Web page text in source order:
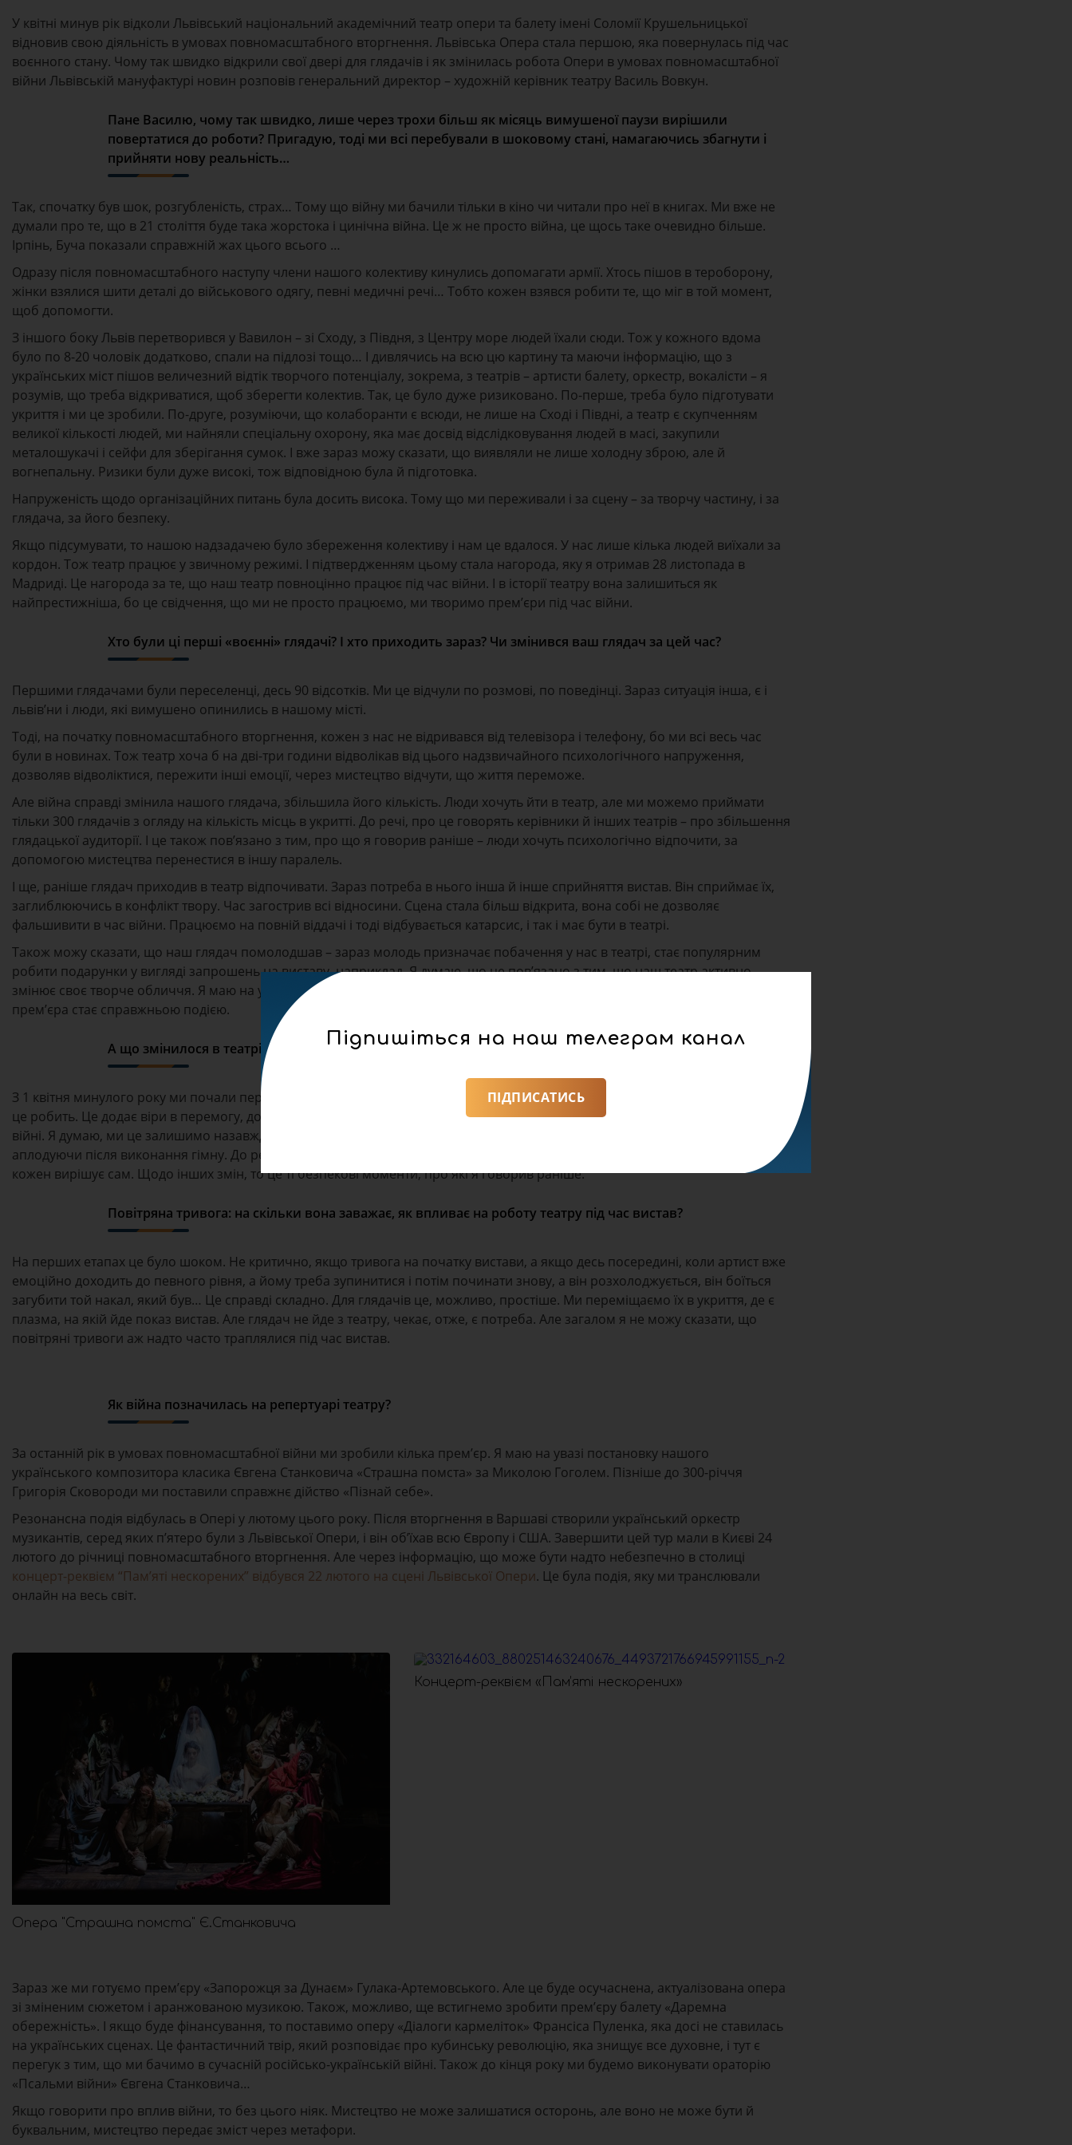
У квітні минув рік відколи Львівський національний академічний театр опери та балету імені Соломії Крушельницької
відновив свою діяльність в умовах повномасштабного вторгнення. Львівська Опера стала першою, яка повернулась під час
воєнного стану. Чому так швидко відкрили свої двері для глядачів і як змінилась робота Опери в умовах повномасштабної
війни Львівській мануфактурі новин розповів генеральний директор – художній керівник театру Василь Вовкун.
Пане Василю, чому так швидко, лише через трохи більш як місяць вимушеної паузи вирішили
повертатися до роботи? Пригадую, тоді ми всі перебували в шоковому стані, намагаючись збагнути і
прийняти нову реальність…
Так, спочатку був шок, розгубленість, страх… Тому що війну ми бачили тільки в кіно чи читали про неї в книгах. Ми вже не
думали про те, що в 21 століття буде така жорстока і цинічна війна. Це ж не просто війна, це щось таке очевидно більше.
Ірпінь, Буча показали справжній жах цього всього …
Одразу після повномасштабного наступу члени нашого колективу кинулись допомагати армії. Хтось пішов в тероборону,
жінки взялися шити деталі до військового одягу, певні медичні речі… Тобто кожен взявся робити те, що міг в той момент,
щоб допомогти.
З іншого боку Львів перетворився у Вавилон – зі Сходу, з Півдня, з Центру море людей їхали сюди. Тож у кожного вдома
було по 8-20 чоловік додатково, спали на підлозі тощо… І дивлячись на всю цю картину та маючи інформацію, що з
українських міст пішов величезний відтік творчого потенціалу, зокрема, з театрів – артисти балету, оркестр, вокалісти – я
розумів, що треба відкриватися, щоб зберегти колектив. Так, це було дуже ризиковано. По-перше, треба було підготувати
укриття і ми це зробили. По-друге, розуміючи, що колаборанти є всюди, не лише на Сході і Півдні, а театр є скупченням
великої кількості людей, ми найняли спеціальну охорону, яка має досвід відслідковування людей в масі, закупили
металошукачі і сейфи для зберігання сумок. І вже зараз можу сказати, що виявляли не лише холодну зброю, але й
вогнепальну. Ризики були дуже високі, тож відповідною була й підготовка.
Напруженість щодо організаційних питань була досить висока. Тому що ми переживали і за сцену – за творчу частину, і за
глядача, за його безпеку.
Якщо підсумувати, то нашою надзадачею було збереження колективу і нам це вдалося. У нас лише кілька людей виїхали за
кордон. Тож театр працює у звичному режимі. І підтвердженням цьому стала нагорода, яку я отримав 28 листопада в
Мадриді. Це нагорода за те, що наш театр повноцінно працює під час війни. І в історії театру вона залишиться як
найпрестижніша, бо це свідчення, що ми не просто працюємо, ми творимо прем’єри під час війни.
Хто були ці перші «воєнні» глядачі? І хто приходить зараз? Чи змінився ваш глядач за цей час?
Першими глядачами були переселенці, десь 90 відсотків. Ми це відчули по розмові, по поведінці. Зараз ситуація інша, є і
львів’ни і люди, які вимушено опинились в нашому місті.
Тоді, на початку повномасштабного вторгнення, кожен з нас не відривався від телевізора і телефону, бо ми всі весь час
були в новинах. Тож театр хоча б на дві-три години відволікав від цього надзвичайного психологічного напруження,
дозволяв відволіктися, пережити інші емоції, через мистецтво відчути, що життя переможе.
Але війна справді змінила нашого глядача, збільшила його кількість. Люди хочуть йти в театр, але ми можемо приймати
тільки 300 глядачів з огляду на кількість місць в укритті. До речі, про це говорять керівники й інших театрів – про збільшення
глядацької аудиторії. І це також пов’язано з тим, про що я говорив раніше – люди хочуть психологічно відпочити, за
допомогою мистецтва перенестися в іншу паралель.
І ще, раніше глядач приходив в театр відпочивати. Зараз потреба в нього інша й інше сприйняття вистав. Він сприймає їх,
заглиблюючись в конфлікт твору. Час загострив всі відносини. Сцена стала більш відкрита, вона собі не дозволяє
фальшивити в час війни. Працюємо на повній віддачі і тоді відбувається катарсис, і так і має бути в театрі.
Також можу сказати, що наш глядач помолодшав – зараз молодь призначає побачення у нас в театрі, стає популярним
робити подарунки у вигляді запрошень на виставу, наприклад. Я думаю, що це пов’язано з тим, що наш театр активно
змінює своє творче обличчя. Я маю на увазі програму «Український прорив», завдяки якій міняється стилістика, форми,
прем’єра стає справжньою подією.
А що змінилося в театрі для глядача у порівнянні з довоєнним станом?
З 1 квітня минулого року ми почали перед кожною виставою виконувати гімн України. Оперний єдиний театр в країні, який
це робить. Це додає віри в перемогу, додає переможного духу. З іншого боку, це вшанування пам’яті тих, хто загинув у цій
війні. Я думаю, ми це залишимо назавжди, бо це відбувається дуже гармонійно і глядач підтримує цю нашу ініціативу,
аплодуючи після виконання гімну. До речі, ми звернулися до всіх театрів, щоб вони також запровадили цю практику, але
кожен вирішує сам. Щодо інших змін, то це ті безпекові моменти, про які я говорив раніше.
Повітряна тривога: на скільки вона заважає, як впливає на роботу театру під час вистав?
На перших етапах це було шоком. Не критично, якщо тривога на початку вистави, а якщо десь посередині, коли артист вже
емоційно доходить до певного рівня, а йому треба зупинитися і потім починати знову, а він розхолоджується, він боїться
загубити той накал, який був… Це справді складно. Для глядачів це, можливо, простіше. Ми переміщаємо їх в укриття, де є
плазма, на якій йде показ вистав. Але глядач не йде з театру, чекає, отже, є потреба. Але загалом я не можу сказати, що
повітряні тривоги аж надто часто траплялися під час вистав.
Як війна позначилась на репертуарі театру?
За останній рік в умовах повномасштабної війни ми зробили кілька прем’єр. Я маю на увазі постановку нашого
українського композитора класика Євгена Станковича «Страшна помста» за Миколою Гоголем. Пізніше до 300-річчя
Григорія Сковороди ми поставили справжнє дійство «Пізнай себе».
Резонансна подія відбулась в Опері у лютому цього року. Після вторгнення в Варшаві створили український оркестр
музикантів, серед яких п’ятеро були з Львівської Опери, і він об’їхав всю Європу і США. Завершити цей тур мали в Києві 24
лютого до річниці повномасштабного вторгнення. Але через інформацію, що може бути надто небезпечно в столиці
концерт-реквієм “Пам’яті нескорених” відбувся 22 лютого на сцені Львівської Опери. Це була подія, яку ми транслювали
онлайн на весь світ.
Опера "Страшна помста" Є.Станковича
Концерт-реквієм «Пам’яті нескорених»
Зараз же ми готуємо прем’єру «Запорожця за Дунаєм» Гулака-Артемовського. Але це буде осучаснена, актуалізована опера
зі зміненим сюжетом і аранжованою музикою. Також, можливо, ще встигнемо зробити прем’єру балету «Даремна
обережність». І якщо буде фінансування, то поставимо оперу «Діалоги кармеліток» Франсіса Пуленка, яка досі не ставилась
на українських сценах. Це фантастичний твір, який розповідає про кубинську революцію, яка знищує все духовне, і тут є
перегук з тим, що ми бачимо в сучасній російсько-українській війні. Також до кінця року ми будемо виконувати ораторію
«Псальми війни» Євгена Станковича…
Якщо говорити про вплив війни, то без цього ніяк. Мистецтво не може залишатися осторонь, але воно не може бути й
буквальним, мистецтво передає зміст через метафори.
Підпишіться на наш телеграм канал
ПІДПИСАТИСЬ